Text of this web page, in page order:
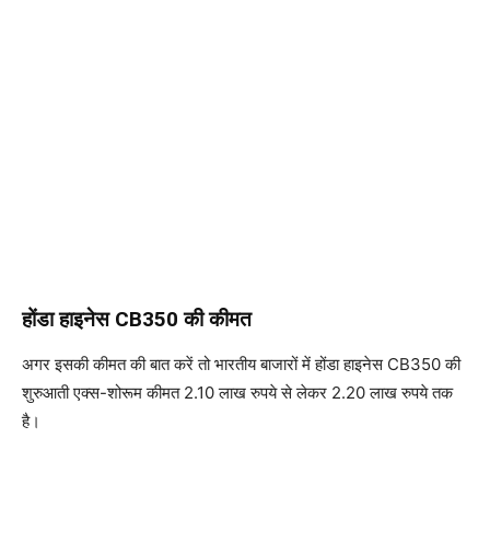
होंडा हाइनेस CB350 की कीमत
अगर इसकी कीमत की बात करें तो भारतीय बाजारों में होंडा हाइनेस CB350 की
शुरुआती एक्स-शोरूम कीमत 2.10 लाख रुपये से लेकर 2.20 लाख रुपये तक
है।